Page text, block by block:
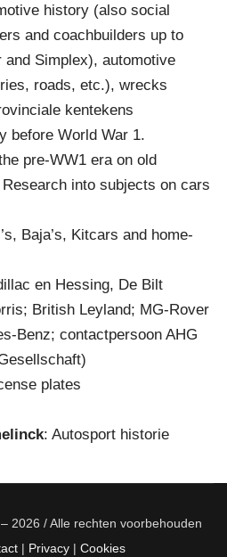
history (also social
and coachbuilders up to
Simplex), automotive
roads, etc.), wrecks
kentekens
before World War 1.
pre-WW1 era on old
into subjects on cars
Baja’s, Kitcars and home-
en Hessing, De Bilt
British Leyland; MG-Rover
Benz; contactpersoon AHG
plates
: Autosport historie
2026 / Alle rechten voorbehouden
| Privacy | Cookies